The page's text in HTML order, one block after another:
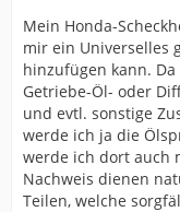
Mein Honda-
mir ein Universelles
hinzufügen kann.
Getriebe-Öl- oder
und evtl. sonstige
werde ich ja die
werde ich dort auch
Nachweis dienen
Teilen, welche